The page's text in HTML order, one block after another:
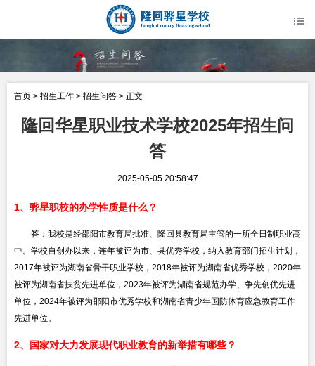
首页 > 招生工作 > 招生问答 > 正文
隆回华星职业技术学校2025年招生问
答
2025-05-05 20:58:47
1、骅星职校的办学性质是什么？
答：我校是经邵阳市教育局批准、隆回县教育局主管的一所全日制职业高
中。学校自创办以来，连年被评为市、县优秀学校，纳入教育部门招生计划，
2017年被评为湖南省骨干职业学校，2018年被评为湖南省优秀学校，2020年
被评为湖南省扶贫先进单位，2023年被评为湖南省规范办学、争先创优先进
单位，2024年被评为邵阳市优秀学校和湖南省青少年国防体育应急教育工作
先进单位。
2、国家对大力发展现代职业教育的新举措有哪些？